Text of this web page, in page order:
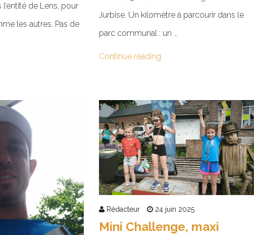
de Lens, pour
les autres. Pas de
Jurbise. Un kilomètre à parcourir dans le
parc communal : un …
Continue reading
Rédacteur 24 juin 2025
Mini Challenge, maxi